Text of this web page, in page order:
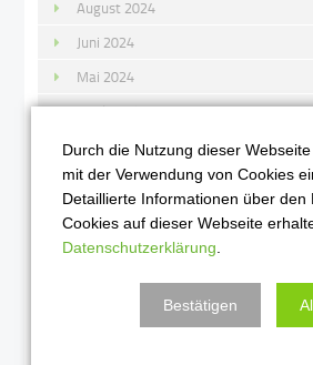
August 2024
Juni 2024
Mai 2024
April 2024
März 2024
Februar 2024
Januar 2024
Dezember 2023
Durch die Nutzung dieser
mit der Verwendung von Cookies
Detaillierte Informationen über den
Cookies auf dieser Webseite
Datenschutzerklärung
Bestätigen